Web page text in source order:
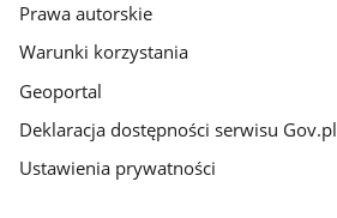
Prawa autorskie
Warunki korzystania
Geoportal
Deklaracja dostępności serwisu Gov.pl
Ustawienia prywatności